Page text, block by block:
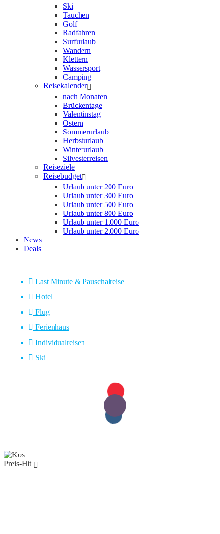
Ski
Tauchen
Golf
Radfahren
Surfurlaub
Wandern
Klettern
Wassersport
Camping
Reisekalender
nach Monaten
Brückentage
Valentinstag
Ostern
Sommerurlaub
Herbsturlaub
Winterurlaub
Silvesterreisen
Reiseziele
Reisebudget
Urlaub unter 200 Euro
Urlaub unter 300 Euro
Urlaub unter 500 Euro
Urlaub unter 800 Euro
Urlaub unter 1.000 Euro
Urlaub unter 2.000 Euro
News
Deals
Last Minute & Pauschalreise
Hotel
Flug
Ferienhaus
Individualreisen
Ski
Preis-Hit